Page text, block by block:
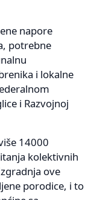
napore
potrebne
i lokalne
i Razvojnoj
14000
kolektivnih
ove
porodice, i to